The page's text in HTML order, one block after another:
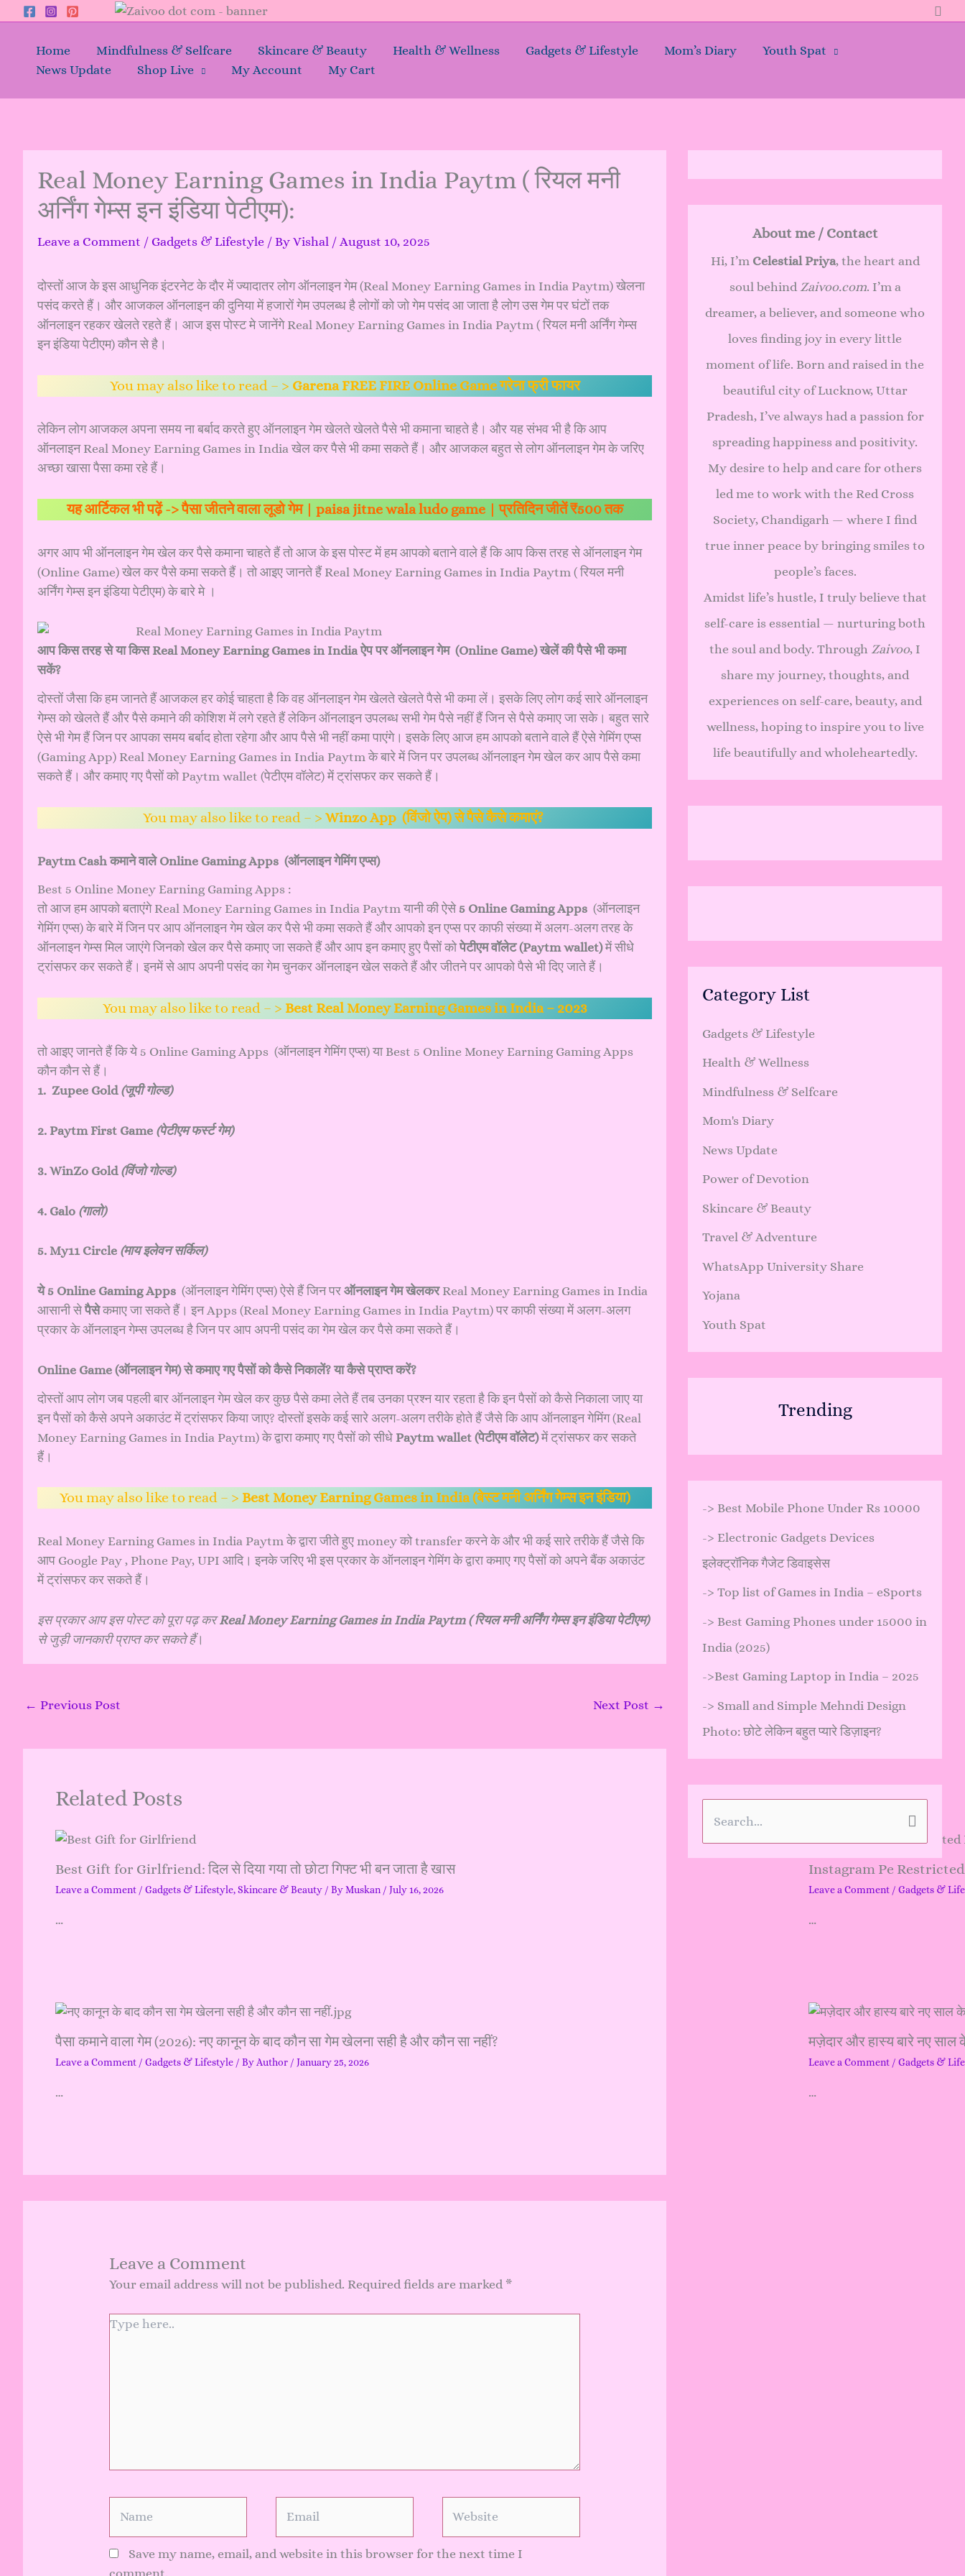
Skip
contentHome Mindfulness & Selfcare Skincare & Beauty Health & Wellness Gadgets & Lifestyle Mom’s Diary
Youth Spat
News Update
Shop Live My Account My Cart
Real Money Earning Games in India Paytm ( रियल मनी
अर्निंग गेम्स इन इंडिया पेटीएम):
Leave a Comment / Gadgets & Lifestyle / By Vishal /August 10, 2025
दोस्तों आज के इस आधुनिक इंटरनेट के दौर में ज्यादातर लोग ऑनलाइन गेम (Real Money Earning Games in India Paytm) खेलना
पसंद करते हैं। और आजकल ऑनलाइन की दुनिया में हजारों गेम उपलब्ध है लोगों को जो गेम पसंद आ जाता है लोग उस गेम पर घंटों तक
ऑनलाइन रहकर खेलते रहते हैं। आज इस पोस्ट मे जानेंगे Real Money Earning Games in India Paytm ( रियल मनी अर्निंग गेम्स
इन इंडिया पेटीएम) कौन से है।
You may also like to read – > Garena FREE FIRE Online Game गरेना फ्री फायर
लेकिन लोग आजकल अपना समय ना बर्बाद करते हुए ऑनलाइन गेम खेलते खेलते पैसे भी कमाना चाहते है। और यह संभव भी है कि आप
ऑनलाइन Real Money Earning Games in India खेल कर पैसे भी कमा सकते हैं। और आजकल बहुत से लोग ऑनलाइन गेम के जरिए
अच्छा खासा पैसा कमा रहे हैं।
यह आर्टिकल भी पढ़ें ->पैसा जीतने वाला लूडो गेम | paisa jitne wala ludo game | प्रतिदिन जीतें ₹500 तक
अगर आप भी ऑनलाइन गेम खेल कर पैसे कमाना चाहते हैं तो आज के इस पोस्ट में हम आपको बताने वाले हैं कि आप किस तरह से ऑनलाइन गेम
(Online Game) खेल कर पैसे कमा सकते हैं। तो आइए जानते हैं Real Money Earning Games in India Paytm ( रियल मनी
अर्निंग गेम्स इन इंडिया पेटीएम) के बारे मे ।
आप किस तरह से या किस Real Money Earning Games in India ऐप पर ऑनलाइन गेम (Online Game) खेलें की पैसे भी कमा
सकें?
दोस्तों जैसा कि हम जानते हैं आजकल हर कोई चाहता है कि वह ऑनलाइन गेम खेलते खेलते पैसे भी कमा लें। इसके लिए लोग कई सारे ऑनलाइन
गेम्स को खेलते हैं और पैसे कमाने की कोशिश में लगे रहते हैं लेकिन ऑनलाइन उपलब्ध सभी गेम पैसे नहीं हैं जिन से पैसे कमाए जा सके। बहुत सारे
ऐसे भी गेम हैं जिन पर आपका समय बर्बाद होता रहेगा और आप पैसे भी नहीं कमा पाएंगे। इसके लिए आज हम आपको बताने वाले हैं ऐसे गेमिंग एप्स
(Gaming App) Real Money Earning Games in India Paytm के बारे में जिन पर उपलब्ध ऑनलाइन गेम खेल कर आप पैसे कमा
सकते हैं। और कमाए गए पैसों को Paytm wallet (पेटीएम वॉलेट) में ट्रांसफर कर सकते हैं।
You may also like to read – > Winzo App (विंजो ऐप) से पैसे कैसे कमाएं?
Paytm Cash कमाने वाले Online Gaming Apps (ऑनलाइन गेमिंग एप्स)
Best 5 Online Money Earning Gaming Apps :
तो आज हम आपको बताएंगे Real Money Earning Games in India Paytm यानी की ऐसे 5 Online Gaming Apps (ऑनलाइन
गेमिंग एप्स) के बारे में जिन पर आप ऑनलाइन गेम खेल कर पैसे भी कमा सकते हैं और आपको इन एप्स पर काफी संख्या में अलग-अलग तरह के
ऑनलाइन गेम्स मिल जाएंगे जिनको खेल कर पैसे कमाए जा सकते हैं और आप इन कमाए हुए पैसों कोपेटीएम वॉलेट (Paytm wallet)में सीधे
ट्रांसफर कर सकते हैं। इनमें से आप अपनी पसंद का गेम चुनकर ऑनलाइन खेल सकते हैं और जीतने पर आपको पैसे भी दिए जाते हैं।
You may also like to read – > Best Real Money Earning Games in India – 2023
तो आइए जानते हैं कि ये 5 Online Gaming Apps (ऑनलाइन गेमिंग एप्स) या Best 5 Online Money Earning Gaming Apps
कौन कौन से हैं।
1. Zupee Gold (जूपी गोल्ड)
2. Paytm First Game (पेटीएम फर्स्ट गेम)
3. WinZo Gold (विंजो गोल्ड)
4. Galo (गालो)
5. My11 Circle (माय इलेवन सर्किल)
ये 5 Online Gaming Apps (ऑनलाइन गेमिंग एप्स) ऐसे हैं जिन पर ऑनलाइन गेम खेलकरReal Money Earning Games in India
आसानी सेपैसेकमाए जा सकते हैं। इन Apps (Real Money Earning Games in India Paytm) पर काफी संख्या में अलग-अलग
प्रकार के ऑनलाइन गेम्स उपलब्ध है जिन पर आप अपनी पसंद का गेम खेल कर पैसे कमा सकते हैं।
Online Game (ऑनलाइन गेम) से कमाए गए पैसों को कैसे निकालें? या कैसे प्राप्त करें?
दोस्तों आप लोग जब पहली बार ऑनलाइन गेम खेल कर कुछ पैसे कमा लेते हैं तब उनका प्रश्न यार रहता है कि इन पैसों को कैसे निकाला जाए या
इन पैसों को कैसे अपने अकाउंट में ट्रांसफर किया जाए? दोस्तों इसके कई सारे अलग-अलग तरीके होते हैं जैसे कि आप ऑनलाइन गेमिंग (Real
Money Earning Games in India Paytm) के द्वारा कमाए गए पैसों को सीधे Paytm wallet (पेटीएम वॉलेट)में ट्रांसफर कर सकते
हैं।
You may also like to read – > Best Money Earning Games in India (बेस्ट मनी अर्निंग गेम्स इन इंडिया)
Real Money Earning Games in India Paytm के द्वारा जीते हुए money को transfer करने के और भी कई सारे तरीके हैं जैसे कि
आप Google Pay , Phone Pay, UPI आदि। इनके जरिए भी इस प्रकार के ऑनलाइन गेमिंग के द्वारा कमाए गए पैसों को अपने बैंक अकाउंट
में ट्रांसफर कर सकते हैं।
इस प्रकार आप इस पोस्ट को पूरा पढ़ करReal Money Earning Games in India Paytm ( रियल मनी अर्निंग गेम्स इन इंडिया पेटीएम)
से जुड़ी जानकारी प्राप्त कर सकते हैं।
← Previous Post Next Post →
Related Posts
Best Gift for Girlfriend: दिल से दिया गया तो छोटा गिफ्ट भी बन जाता है खास
Leave a Comment / Gadgets & Lifestyle,Skincare & Beauty / ByMuskan / July 16, 2026
…
Instagram Pe
Leave a Comment / Gadgets &
…
पैसा कमाने वाला गेम (2026): नए कानून के बाद कौन सा गेम खेलना सही है और कौन सा नहीं?
Leave a Comment / Gadgets & Lifestyle / By Author / January 25, 2026
…
मज़ेदार और हास्य बारे नए
Leave a Comment / Gadgets &
…
Leave a Comment
Your email address will not be published. Required fields are marked *
Type
Save my name, email, and website in this browser for the next time I
comment.
About me / Contact
Hi, I’m Celestial Priya, the heart and
soul behind Zaivoo.com. I’m a
dreamer, a believer, and someone who
loves finding joy in every little
moment of life. Born and raised in the
beautiful city of Lucknow, Uttar
Pradesh, I’ve always had a passion for
spreading happiness and positivity.
My desire to help and care for others
led me to work with the Red Cross
Society, Chandigarh — where I find
true inner peace by bringing smiles to
people’s faces.
Amidst life’s hustle, I truly believe that
self-care is essential — nurturing both
the soul and body. Through Zaivoo, I
share my journey, thoughts, and
experiences on self-care, beauty, and
wellness, hoping to inspire you to live
life beautifully and wholeheartedly.
Category List
Gadgets & Lifestyle
Health & Wellness
Mindfulness & Selfcare
Mom's Diary
News Update
Power of Devotion
Skincare & Beauty
Travel & Adventure
WhatsApp University Share
Yojana
Youth Spat
Trending
-> Best Mobile Phone Under Rs 10000
-> Electronic Gadgets Devices
इलेक्ट्रॉनिक गैजेट डिवाइसेस
-> Top list of Games in India – eSports
-> Best Gaming Phones under 15000 in
India (2025)
->Best Gaming Laptop in India – 2025
-> Small and Simple Mehndi Design
Photo: छोटे लेकिन बहुत प्यारे डिज़ाइन?